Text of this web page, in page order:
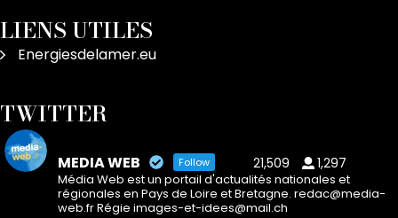
LIENS UTILES
Energiesdelamer.eu
TWITTER
MEDIA WEB Follow 21,509 1,297
Média Web est un portail d'actualités nationales et
régionales en Pays de Loire et Bretagne. redac@media-
web.fr Régie images-et-idees@mail.ch